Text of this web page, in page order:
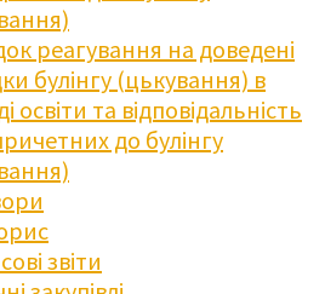
реагування на доведені
булінгу (цькування) в
освіти та відповідальність
до булінгу
звіти